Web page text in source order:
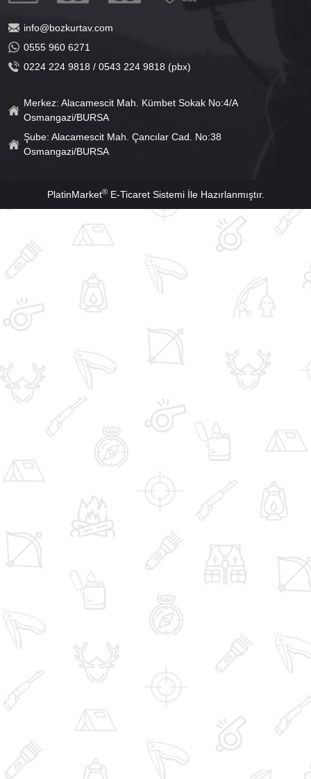
info@bozkurtav.com
0555 960 6271
0224 224 9818 / 0543 224 9818 (pbx)
Merkez: Alacamescit Mah. Kümbet Sokak No:4/A
Osmangazi/BURSA
Şube: Alacamescit Mah. Çancılar Cad. No:38
Osmangazi/BURSA
PlatinMarket®E-Ticaret Sistemiİle Hazırlanmıştır.